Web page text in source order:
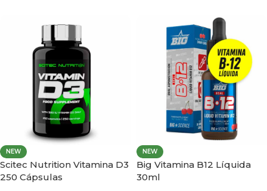
NEW
Scitec Nutrition Vitamina D3
250 Cápsulas
NEW
Big Vitamina B12 Líquida
30ml